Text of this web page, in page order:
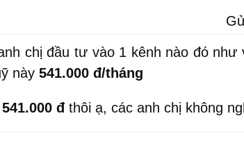
chị đầu tư vào 1 kênh nào đó
này541.000 đ/tháng
541.000 đthôi ạ, các anh chị không